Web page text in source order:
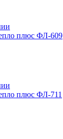
плюс ФЛ-609
плюс ФЛ-711